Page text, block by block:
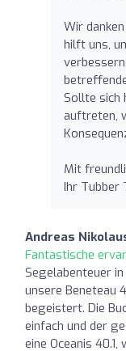
Wir
hilft uns,
Sollte sich
auftreten,
Mit
Ihr Tubber
Andreas
Fantastische
Segelabenteuer
unsere Beneteau
begeistert. Die
einfach und der
eine Oceanis